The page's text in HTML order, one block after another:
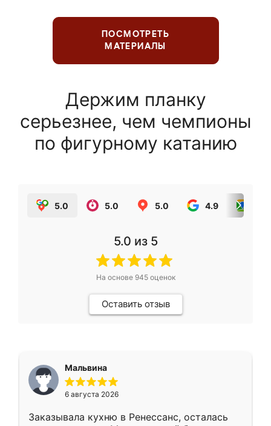
ПОСМОТРЕТЬ
МАТЕРИАЛЫ
Держим планку
серьезнее, чем чемпионы
по фигурному катанию
5.0 5.0 5.0 4.9
5.0 из 5
На основе 945оценок
Оставить отзыв
Мальвина
6 августа 2026
Заказывала кухню в Ренессанс, осталась